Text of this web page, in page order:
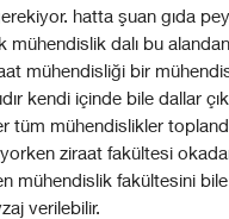
hatta şuan gıda
mühendislik dalı bu
mühendisliği bir
kendi içinde bile dallar
tüm mühendislikler
ziraat fakültesi
mühendislik fakültesini
verilebilir.